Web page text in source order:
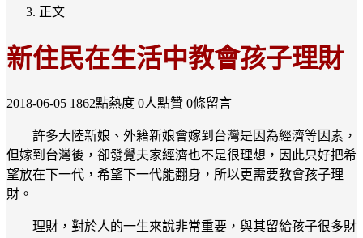
正文
新住民在生活中教會孩子理財
2018-06-05 1862點熱度 0人點贊 0條留言
許多大陸新娘、外籍新娘會嫁到台灣是因為經濟等因素，
但嫁到台灣後，卻發覺夫家經濟也不是很理想，因此只好把希
望放在下一代，希望下一代能翻身，所以更需要教會孩子理
財。
理財，對於人的一生來說非常重要，與其留給孩子很多財